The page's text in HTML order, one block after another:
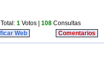
Total: 1 Votos | 108 Consultas
Web Comentarios